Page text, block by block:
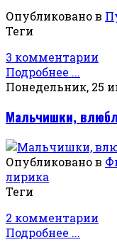
Опубликовано в
Теги
3 комментарии
Подробнее ...
Понедельник, 25
Мальчишки,
Опубликовано в
лирика
Теги
2 комментарии
Подробнее ...